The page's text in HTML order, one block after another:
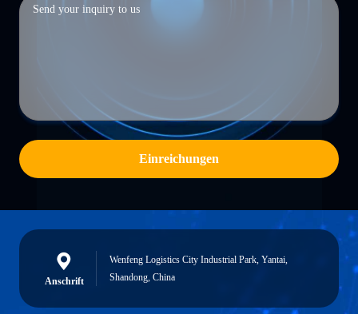
Einreichungen
Anschrift
Wenfeng Logistics City Industrial Park, Yantai,
Shandong, China